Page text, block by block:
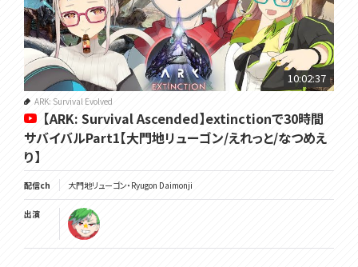
10:02:37
ARK: Survival Evolved
【ARK: Survival Ascended】extinctionで30時間
サバイバルPart1【大門地リューゴン/えれっと/なつめえ
り】
配信ch 大門地リューゴン・Ryugon Daimonji
出演